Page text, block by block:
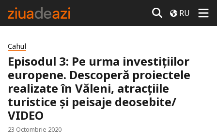
RU
Cahul
Episodul 3: Pe urma investițiilor
europene. Descoperă proiectele
realizate în Văleni, atracțiile
turistice și peisaje deosebite/
VIDEO
23 Octombrie 2020